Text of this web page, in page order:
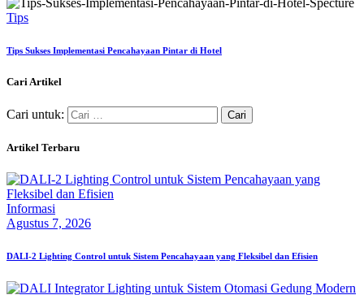
Tips
Tips Sukses Implementasi Pencahayaan Pintar di Hotel
Cari Artikel
Cari untuk:
Artikel Terbaru
Informasi
Agustus 7, 2026
DALI-2 Lighting Control untuk Sistem Pencahayaan yang Fleksibel dan Efisien